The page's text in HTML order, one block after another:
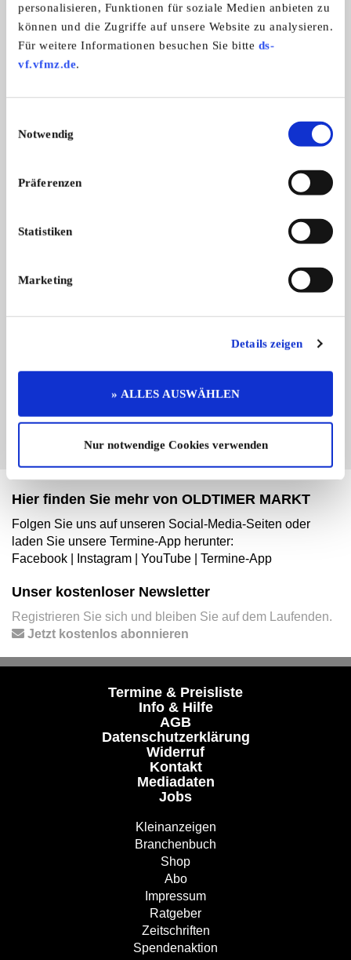
personalisieren, Funktionen für soziale Medien anbieten zu
können und die Zugriffe auf unsere Website zu analysieren.
Für weitere Informationen besuchen Sie bitte ds-
vf.vfmz.de.
Notwendig
Präferenzen
Statistiken
Marketing
Details zeigen
» ALLES AUSWÄHLEN
Nur notwendige Cookies verwenden
Automarken:
Alle Marken
Motorsport im ADAC
Sie vertreten dieses Unternehmen? Übernehmen Sie
EINTRAG JETZT ÜBERNEHMEN
Hier finden Sie mehr von OLDTIMER MARKT
Folgen Sie uns auf unseren Social-Media-Seiten oder
laden Sie unsere Termine-App herunter:
Facebook
Instagram YouTube Termine-App
Unser kostenloser Newsletter
Registrieren Sie sich und bleiben Sie auf dem Laufenden.
Jetzt kostenlos abonnieren
Termine & Preisliste
Info & Hilfe
AGB
Datenschutzerklärung
Widerruf
Kontakt
Mediadaten
Jobs
Kleinanzeigen
Branchenbuch
Shop
Abo
Impressum
Ratgeber
Zeitschriften
Spendenaktion